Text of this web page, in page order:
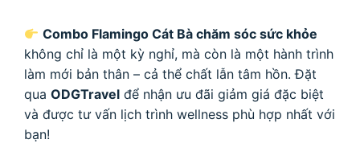
Combo Flamingo Cát Bà chăm sóc sức khỏe
không chỉ là một kỳ nghỉ, mà còn là một hành trình
làm mới bản thân – cả thể chất lẫn tâm hồn. Đặt
qua ODGTravel để nhận ưu đãi giảm giá đặc biệt
và được tư vấn lịch trình wellness phù hợp nhất với
bạn!